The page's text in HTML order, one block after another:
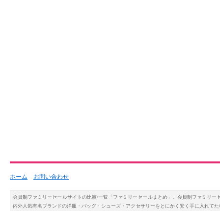
ホーム お問い合わせ
会員制ファミリーセールサイトの比較/一覧「ファミリーセールまとめ」。会員制ファミリ
内外人気有名ブランドの洋服・バッグ・シューズ・アクセサリーをとにかく安く手に入れて